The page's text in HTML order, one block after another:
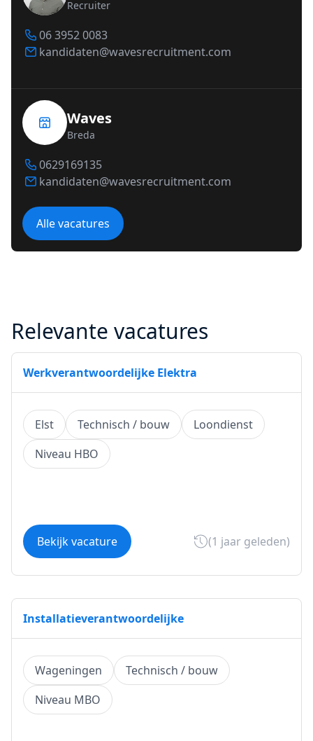
Recruiter
06 3952 0083
kandidaten@wavesrecruitment.com
Waves
Breda
0629169135
kandidaten@wavesrecruitment.com
Alle vacatures
Relevante vacatures
Werkverantwoordelijke Elektra
Elst Technisch / bouw
Loondienst
Niveau HBO
Bekijk vacature (1 jaar geleden)
Installatieverantwoordelijke
Wageningen
Technisch / bouw
Niveau MBO